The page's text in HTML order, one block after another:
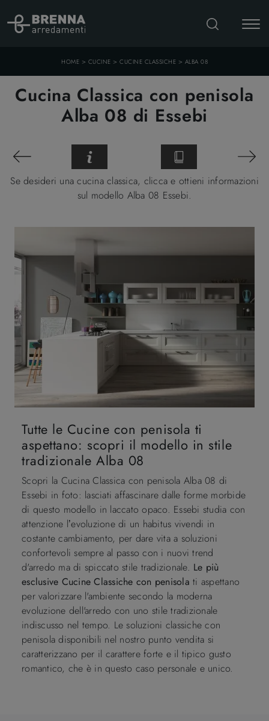
HOME > CUCINE > CUCINE CLASSICHE > ALBA 08
Cucina Classica con penisola
Alba 08 di Essebi
Se desideri una cucina classica, clicca e ottieni informazioni
sul modello Alba 08 Essebi.
Tutte le Cucine con penisola ti
aspettano: scopri il modello in stile
tradizionale Alba 08
Scopri la Cucina Classica con penisola Alba 08 di
Essebi in foto: lasciati affascinare dalle forme morbide
di questo modello in laccato opaco. Essebi studia con
attenzione l’evoluzione di un habitus vivendi in
costante cambiamento, per dare vita a soluzioni
confortevoli sempre al passo con i nuovi trend
d'arredo ma di spiccato stile tradizionale. Le più
esclusive Cucine Classiche con penisola ti aspettano
per valorizzare l'ambiente secondo la moderna
evoluzione dell'arredo con uno stile tradizionale
indiscusso nel tempo. Le soluzioni classiche con
penisola disponibili nel nostro punto vendita si
caratterizzano per il carattere forte e il tipico gusto
romantico, che è in questo caso personale e unico.